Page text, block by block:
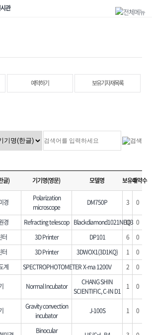
예약하기 보유기자재목록
글) 기기명(영문) 모델명 보유수예약수
경
Polarization
microscope
DM750P 3 0
경 Refracting telescop Blackdiamond1021NEQ3
10
0
터 3D Printer DP101 6
0
터 3D Printer 3DWOX1(3D1KQ) 1
0
계 SPECTROPHOTOMETERX-ma 1200V 2 0
Normal Incubator
CHANG SHIN
SCIENTIFIC, C-IN D1
1 0
Gravity convection
incubator
J-100S 1 0
Binocular